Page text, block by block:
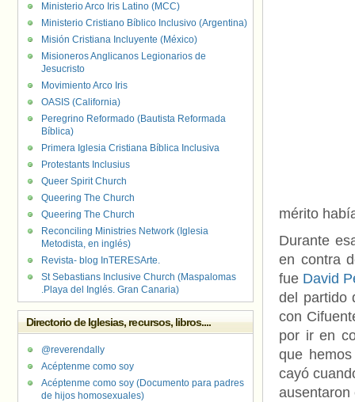
mérito
Durante
en contra
fue David
del partido
con
por ir en
que
cayó
ausentaron
Ministerio Arco Iris Latino (MCC)
Ministerio Cristiano Bíblico Inclusivo (Argentina)
Misión Cristiana Incluyente (México)
Misioneros Anglicanos Legionarios de
Jesucristo
Movimiento Arco Iris
OASIS (California)
Peregrino Reformado (Bautista Reformada
Bíblica)
Primera Iglesia Cristiana Bíblica Inclusiva
Protestants Inclusius
Queer Spirit Church
Queering The Church
Queering The Church
Reconciling Ministries Network (Iglesia
Metodista, en inglés)
Revista- blog InTERESArte.
St Sebastians Inclusive Church (Maspalomas
.Playa del Inglés. Gran Canaria)
Directorio de Iglesias, recursos, libros....
@reverendally
Acéptenme como soy
Acéptenme como soy (Documento para padres
de hijos homosexuales)